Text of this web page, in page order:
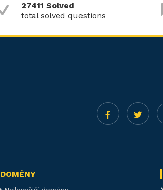
27411 Solved
total solved questions
DOMÉNY